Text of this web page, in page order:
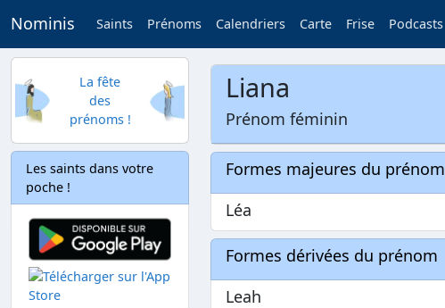
Nominis Saints Prénoms Calendriers Carte Frise Podcasts
La fête
des
prénoms !
Les saints dans votre
poche !
Liana
Prénom féminin
Formes majeures du prénom
Léa
Formes dérivées du prénom
Leah